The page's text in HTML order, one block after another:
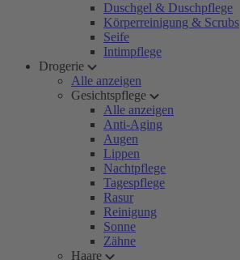
Duschgel & Duschpflege
Körperreinigung & Scrubs
Seife
Intimpflege
Drogerie
Alle anzeigen
Gesichtspflege
Alle anzeigen
Anti-Aging
Augen
Lippen
Nachtpflege
Tagespflege
Rasur
Reinigung
Sonne
Zähne
Haare